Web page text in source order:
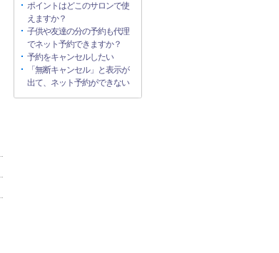
ポイントはどこのサロンで使
えますか？
子供や友達の分の予約も代理
でネット予約できますか？
予約をキャンセルしたい
「無断キャンセル」と表示が
出て、ネット予約ができない